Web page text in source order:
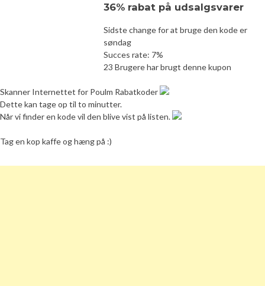
36% rabat på udsalgsvarer
Sidste change for at bruge den kode er
søndag
Succes rate: 7%
23 Brugere har brugt denne kupon
Skanner Internettet for Poulm Rabatkoder
Dette kan tage op til to minutter.
Når vi finder en kode vil den blive vist på listen.
Tag en kop kaffe og hæng på :)